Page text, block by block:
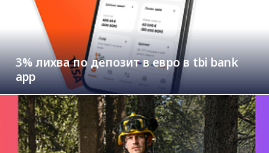
3% лихва по депозит в евро в tbi bank
app